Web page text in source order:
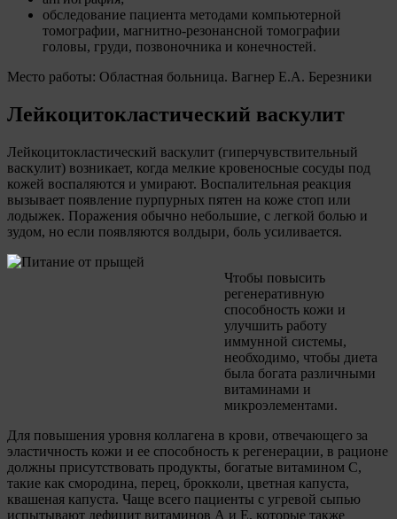
обследование пациента методами компьютерной
томографии, магнитно-резонансной томографии
головы, груди, позвоночника и конечностей.
Место работы: Областная больница. Вагнер Е.А. Березники
Лейкоцитокластический васкулит
Лейкоцитокластический васкулит (гиперчувствительный
васкулит) возникает, когда мелкие кровеносные сосуды под
кожей воспаляются и умирают. Воспалительная реакция
вызывает появление пурпурных пятен на коже стоп или
лодыжек. Поражения обычно небольшие, с легкой болью и
зудом, но если появляются волдыри, боль усиливается.
Чтобы повысить
регенеративную
способность кожи и
улучшить работу
иммунной системы,
необходимо, чтобы диета
была богата различными
витаминами и
микроэлементами.
Для повышения уровня коллагена в крови, отвечающего за
эластичность кожи и ее способность к регенерации, в рационе
должны присутствовать продукты, богатые витамином С,
такие как смородина, перец, брокколи, цветная капуста,
квашеная капуста. Чаще всего пациенты с угревой сыпью
испытывают дефицит витаминов А и Е, которые также